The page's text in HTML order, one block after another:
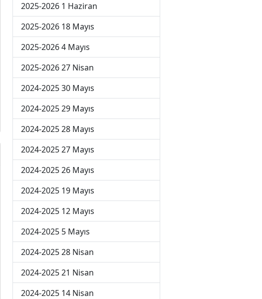
2025-2026 1 Haziran
2025-2026 18 Mayıs
2025-2026 4 Mayıs
2025-2026 27 Nisan
2024-2025 30 Mayıs
2024-2025 29 Mayıs
2024-2025 28 Mayıs
2024-2025 27 Mayıs
2024-2025 26 Mayıs
2024-2025 19 Mayıs
2024-2025 12 Mayıs
2024-2025 5 Mayıs
2024-2025 28 Nisan
2024-2025 21 Nisan
2024-2025 14 Nisan